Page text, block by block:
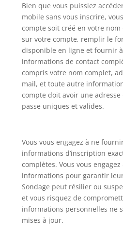
Bien que vous puissiez
mobile sans vous inscrire,
compte soit créé en votre
sur votre compte, remplir le
disponible en ligne et fournir à
informations de contact
compris votre nom complet,
mail, et toute autre
compte doit avoir une
passe uniques et valides.
Vous vous engagez à ne
informations d’inscription
complètes. Vous vous
informations pour garantir
Sondage peut résilier ou
et vous risquez de
informations personnelles ne
mises à jour.